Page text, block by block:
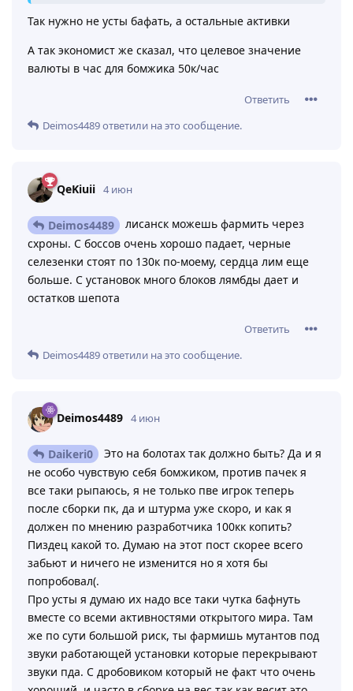
Так нужно не усты бафать, а остальные активки
А так экономист же сказал, что целевое значение
валюты в час для бомжика 50к/час
Ответить
Deimos4489ответили на это сообщение.
QeKiuii 4 июн
Deimos4489
лисанск можешь фармить через
схроны. С боссов очень хорошо падает, черные
селезенки стоят по 130к по-моему, сердца лим еще
больше. С установок много блоков лямбды дает и
остатков шепота
Ответить
Deimos4489ответили на это сообщение.
Deimos4489 4 июн
Daikeri0
Это на болотах так должно быть? Да и я
не особо чувствую себя бомжиком, против пачек я
все таки рыпаюсь, я не только пве игрок теперь
после сборки пк, да и штурма уже скоро, и как я
должен по мнению разработчика 100кк копить?
Пиздец какой то. Думаю на этот пост скорее всего
забьют и ничего не изменится но я хотя бы
попробовал(.
Про усты я думаю их надо все таки чутка бафнуть
вместе со всеми активностями открытого мира. Там
же по сути большой риск, ты фармишь мутантов под
звуки работающей установки которые перекрывают
звуки пда. С дробовиком который не факт что очень